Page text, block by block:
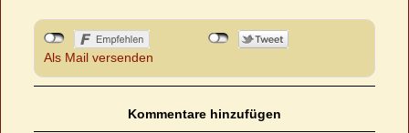
Als Mail versenden
Kommentare hinzufügen